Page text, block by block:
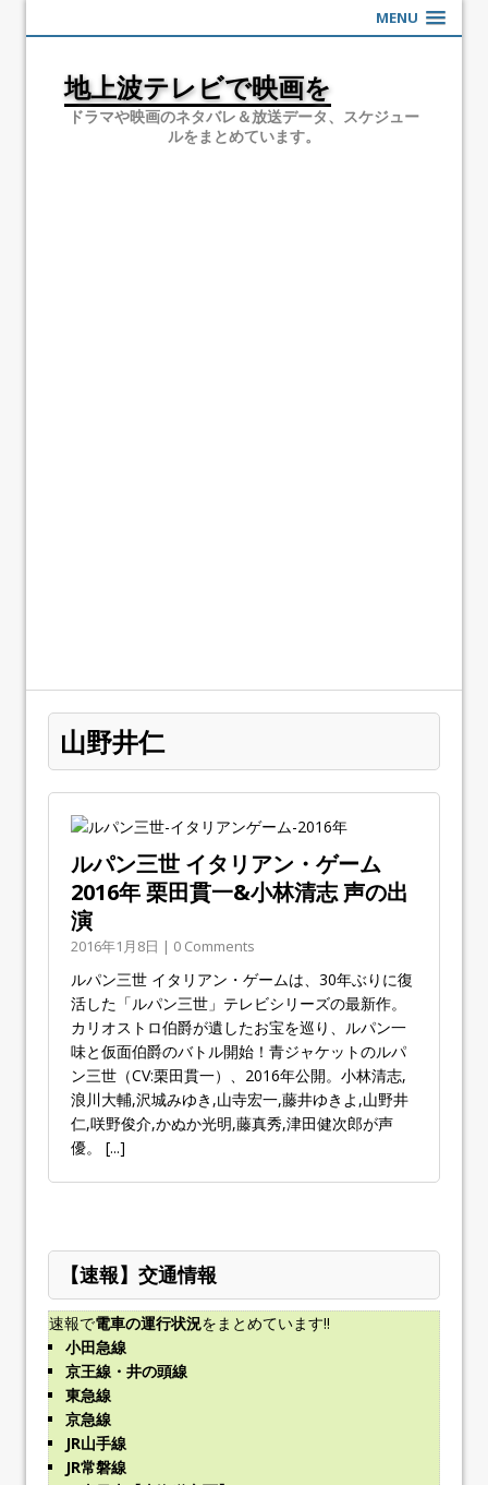
MENU
地上波テレビで映画を
ドラマや映画のネタバレ＆放送データ、スケジュー
ルをまとめています。
山野井仁
ルパン三世 イタリアン・ゲーム
2016年 栗田貫一&小林清志 声の出
演
2016年1月8日 | 0 Comments
ルパン三世 イタリアン・ゲームは、30年ぶりに復
活した「ルパン三世」テレビシリーズの最新作。
カリオストロ伯爵が遺したお宝を巡り、ルパン一
味と仮面伯爵のバトル開始！青ジャケットのルパ
ン三世（CV:栗田貫一）、2016年公開。小林清志,
浪川大輔,沢城みゆき,山寺宏一,藤井ゆきよ,山野井
仁,咲野俊介,かぬか光明,藤真秀,津田健次郎が声
優。 [...]
【速報】交通情報
速報で電車の運行状況をまとめています!!
小田急線
京王線・井の頭線
東急線
京急線
JR山手線
JR常磐線